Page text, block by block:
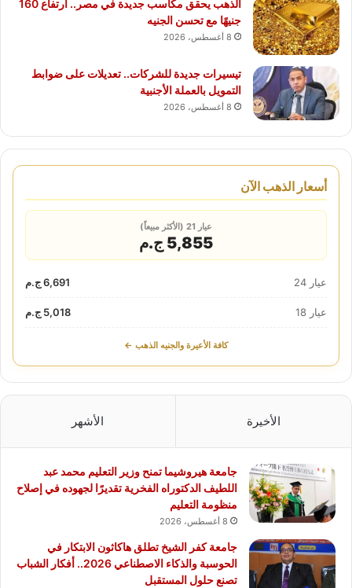
الذهب يحقق مكاسب جديدة في مصر.. ارتفاع 160
جنيهًا مع تحسن الجنيه
8 أغسطس، 2026
تيسيرات جديدة للشركات.. تعديلات على ضوابط
التمويل بالعملة الأجنبية
8 أغسطس، 2026
أسعار الذهب الآن
عيار 21 (الأكثر مبيعاً)
5,855 ج.م
عيار 24 6,691 ج.م
عيار 18 5,018 ج.م
كافة الأعيرة والجنيه الذهب ←
الأخيرة الأشهر
جامعة هيروشيما تمنح وزير التعليم محمد عبد
اللطيف الدكتوراه الفخرية تقديرًا لجهوده في إصلاح
منظومة التعليم
8 أغسطس، 2026
جامعة كفر الشيخ تطلق هاكاثون الابتكار في
الحوسبة والذكاء الاصطناعي 2026.. أفكار الشباب
تصنع حلول المستقبل